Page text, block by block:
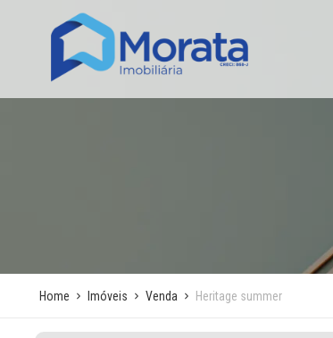
Home Imóveis Venda Heritage summer